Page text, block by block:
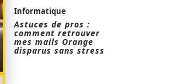
Informatique
Astuces de pros :
comment retrouver
mes mails Orange
disparus sans stress